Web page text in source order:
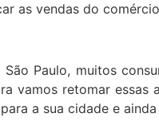
as vendas do
Paulo, muitos
vamos retomar essas
a sua cidade e